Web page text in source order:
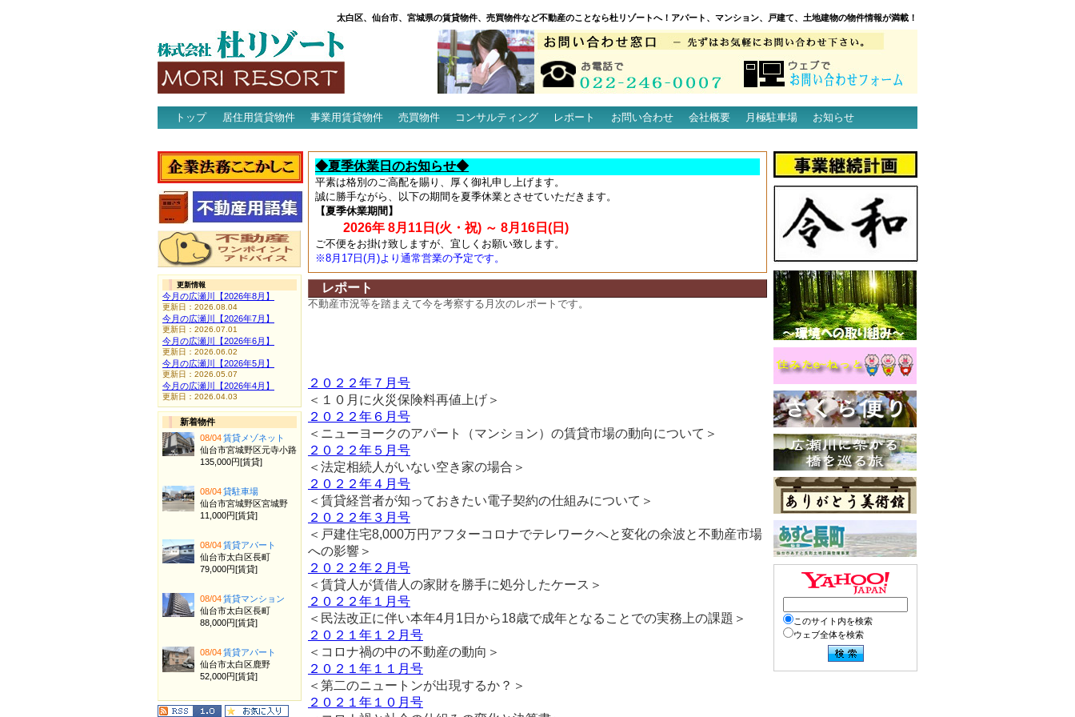
太白区、仙台市、宮城県の賃貸物件、売買物件など不動産のことなら杜リゾートへ！アパート、マンション、戸建て、土地建物の物件情報が満載！
トップ 居住用賃貸物件 事業用賃貸物件 売買物件 コンサルティング レポート お問い合わせ 会社概要 月極駐車場
お知らせ
◆夏季休業日のお知らせ◆
平素は格別のご高配を賜り、厚く御礼申し上げます。
誠に勝手ながら、以下の期間を夏季休業とさせていただきます。
【夏季休業期間】
2026年 8月11日(火・祝) ～ 8月16日(日)
ご不便をお掛け致しますが、宜しくお願い致します。
※8月17日(月)より通常営業の予定です。
レポート
不動産市況等を踏まえて今を考察する月次のレポートです。
２０２２年７月号
＜１０月に火災保険料再値上げ＞
２０２２年６月号
＜ニューヨークのアパート（マンション）の賃貸市場の動向について＞
２０２２年５月号
＜法定相続人がいない空き家の場合＞
２０２２年４月号
＜賃貸経営者が知っておきたい電子契約の仕組みについて＞
２０２２年３月号
＜戸建住宅8,000万円アフターコロナでテレワークへと変化の余波と不動産市場
への影響＞
２０２２年２月号
＜賃貸人が賃借人の家財を勝手に処分したケース＞
２０２２年１月号
＜民法改正に伴い本年4月1日から18歳で成年となることでの実務上の課題＞
２０２１年１２月号
＜コロナ禍の中の不動産の動向＞
２０２１年１１月号
＜第二のニュートンが出現するか？＞
２０２１年１０月号
更新情報
今月の広瀬川【2026年8月】
更新日：2026.08.04
今月の広瀬川【2026年7月】
更新日：2026.07.01
今月の広瀬川【2026年6月】
更新日：2026.06.02
今月の広瀬川【2026年5月】
更新日：2026.05.07
今月の広瀬川【2026年4月】
更新日：2026.04.03
新着物件
08/04賃貸メゾネット
仙台市宮城野区元寺小路
135,000円[賃貸]
08/04貸駐車場
仙台市宮城野区宮城野
11,000円[賃貸]
08/04賃貸アパート
仙台市太白区長町
79,000円[賃貸]
08/04賃貸マンション
仙台市太白区長町
88,000円[賃貸]
08/04賃貸アパート
仙台市太白区鹿野
52,000円[賃貸]
このサイト内を検索
ウェブ全体を検索